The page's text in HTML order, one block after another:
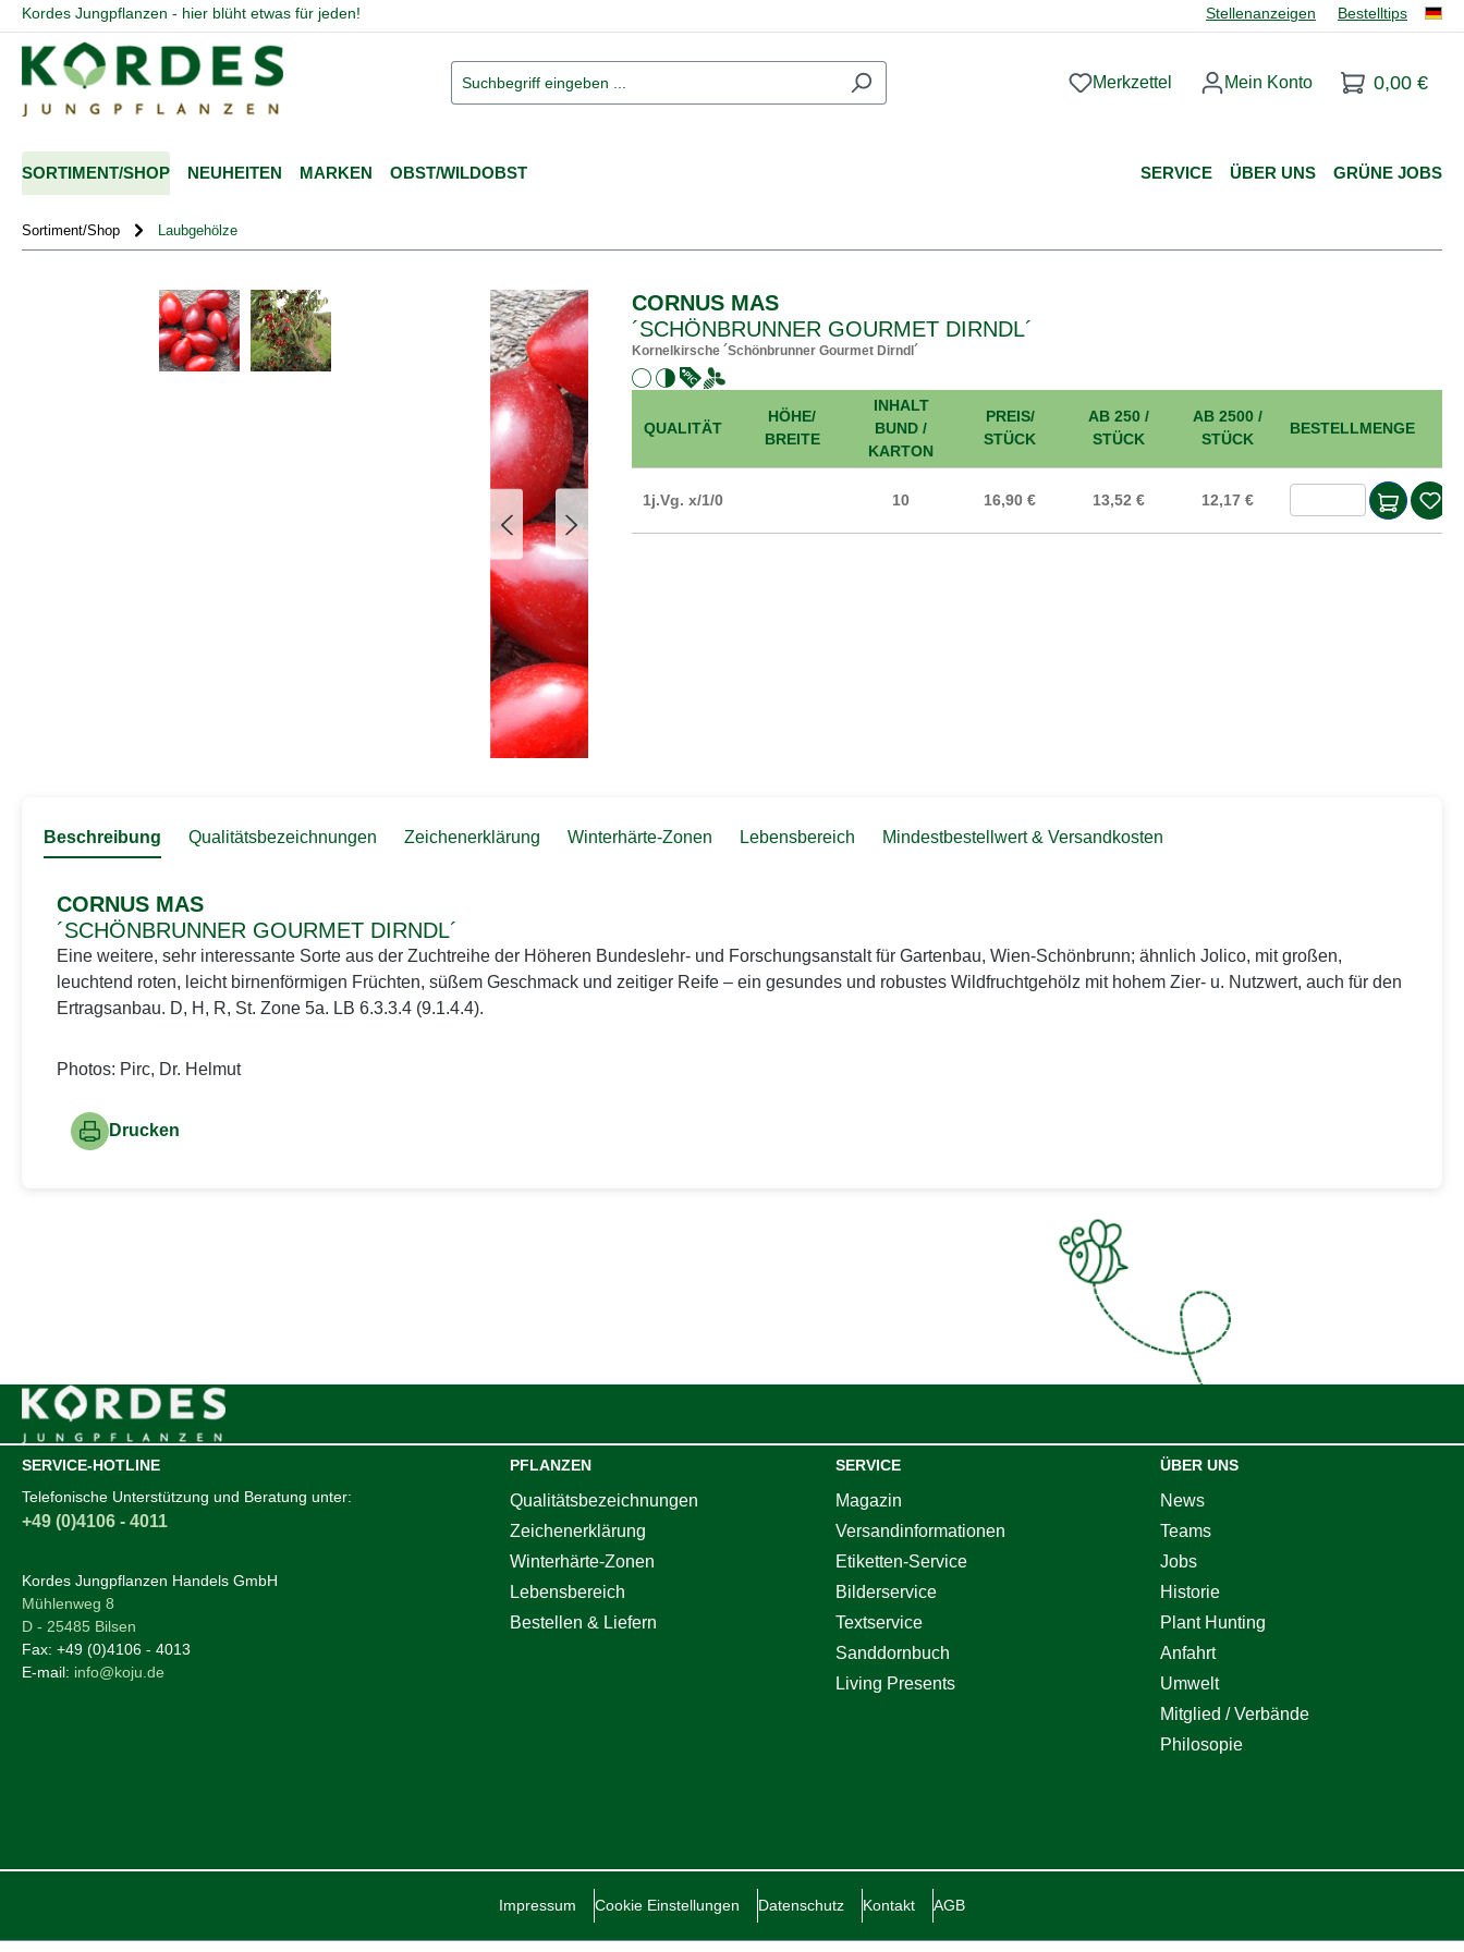
Zur Hauptnavigation springen
Kordes Jungpflanzen - hier blüht etwas für jeden! Stellenanzeigen Bestelltips
Du hast 0 Produkte auf dem Merkzettel
Merkzettel Mein Konto 0,00 €
SORTIMENT/SHOP NEUHEITEN MARKEN OBST/WILDOBST SERVICE ÜBER UNS GRÜNE JOBS
Sortiment/Shop Laubgehölze
Bildergalerie überspringen
CORNUS MAS
´SCHÖNBRUNNER GOURMET DIRNDL´
Kornelkirsche ´Schönbrunner Gourmet Dirndl´
QUALITÄT
HÖHE/
BREITE
INHALT
BUND /
KARTON
PREIS/
STÜCK
AB 250 /
STÜCK
AB 2500 /
STÜCK
BESTELLMENGE
1j.Vg. x/1/0 10 16,90 € 13,52 € 12,17 € Produkt
Beschreibung Qualitätsbezeichnungen Zeichenerklärung Winterhärte-Zonen Lebensbereich Mindestbestellwert & Versandkosten
CORNUS MAS
´SCHÖNBRUNNER GOURMET DIRNDL´
Eine weitere, sehr interessante Sorte aus der Zuchtreihe der Höheren Bundeslehr- und Forschungsanstalt für Gartenbau, Wien-Schönbrunn; ähnlich Jolico, mit großen,
leuchtend roten, leicht birnenförmigen Früchten, süßem Geschmack und zeitiger Reife – ein gesundes und robustes Wildfruchtgehölz mit hohem Zier- u. Nutzwert, auch für den
Ertragsanbau. D, H, R, St. Zone 5a. LB 6.3.3.4 (9.1.4.4).
Photos: Pirc, Dr. Helmut
Drucken
SERVICE-HOTLINE
Telefonische Unterstützung und Beratung unter:
+49 (0)4106 - 4011
Kordes Jungpflanzen Handels GmbH
Mühlenweg 8
D - 25485 Bilsen
Fax: +49 (0)4106 - 4013
E-mail: info@koju.de
PFLANZEN
Qualitätsbezeichnungen
Zeichenerklärung
Winterhärte-Zonen
Lebensbereich
Bestellen & Liefern
SERVICE
Magazin
Versandinformationen
Etiketten-Service
Bilderservice
Textservice
Sanddornbuch
Living Presents
ÜBER UNS
News
Teams
Jobs
Historie
Plant Hunting
Anfahrt
Umwelt
Mitglied / Verbände
Philosopie
Impressum Cookie Einstellungen Datenschutz Kontakt AGB